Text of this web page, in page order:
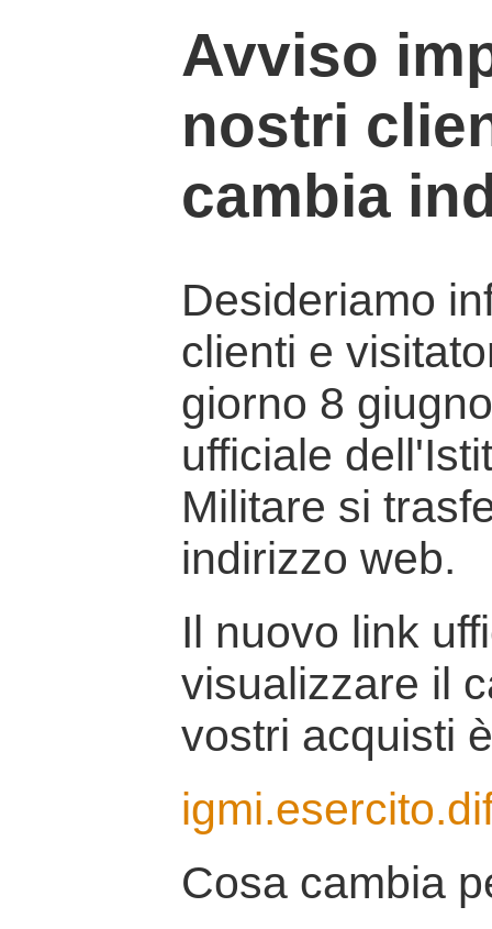
Avviso
nostri
cambia
Desideriamo
clienti e
giorno 8
ufficiale
Militare si
indirizzo web.
Il nuovo link
visualizzare il
vostri acquisti
Cosa cambia